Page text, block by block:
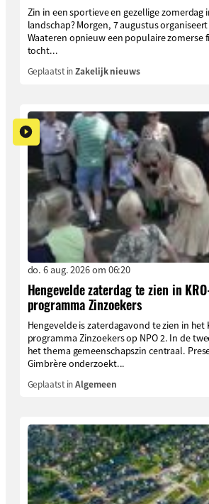
Zin in een sportieve en gezellige zomerdag
landschap? Morgen, 7 augustus
Waateren opnieuw een populaire zomerse
tocht...
Geplaatst inZakelijk nieuws
do. 6 aug. 2026 om 06:20
Hengevelde zaterdag te zien in
programma Zinzoekers
Hengevelde is zaterdagavond te zien in het
programma Zinzoekers op NPO 2. In de
het thema gemeenschapszin centraal.
Gimbrère onderzoekt...
Geplaatst inAlgemeen